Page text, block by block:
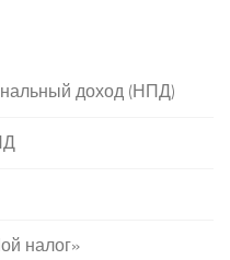
доход (НПД)
налог»